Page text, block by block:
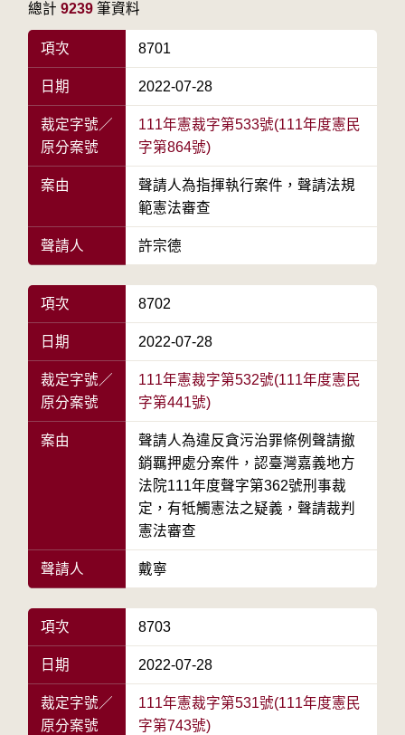
總計 9239 筆資料
項次 8701
日期 2022-07-28
裁定字號／
原分案號
111年憲裁字第533號(111年度憲民
字第864號)
案由
聲請人為指揮執行案件，聲請法規
範憲法審查
聲請人 許宗德
項次 8702
日期 2022-07-28
裁定字號／
原分案號
111年憲裁字第532號(111年度憲民
字第441號)
案由
聲請人為違反貪污治罪條例聲請撤
銷羈押處分案件，認臺灣嘉義地方
法院111年度聲字第362號刑事裁
定，有牴觸憲法之疑義，聲請裁判
憲法審查
聲請人 戴寧
項次 8703
日期 2022-07-28
裁定字號／
原分案號
111年憲裁字第531號(111年度憲民
字第743號)